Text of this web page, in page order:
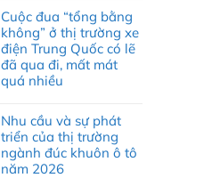
Cuộc đua “tổng bằng
không” ở thị trường xe
điện Trung Quốc có lẽ
đã qua đi, mất mát
quá nhiều
Nhu cầu và sự phát
triển của thị trường
ngành đúc khuôn ô tô
năm 2026